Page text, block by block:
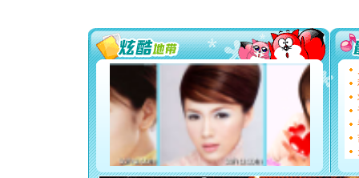
天都要快
[圣诞节]
如意,快
[元旦]
看
断电。
你是我
[元旦]
如
起；二
离。水
[元旦] 当
泣，这痛